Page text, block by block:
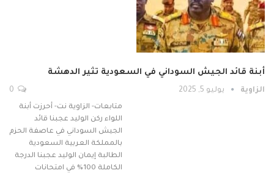
أبنة قائد الجيش السوداني في السعودية تثير الدهشة
الزاوية يوليو 5, 2025
متابعات- الزاوية نت- أحرزت أبنة
اللواء ركن الوليد عجبنا قائد
الجيش السوداني في عاصفة الحزم
بالمملكة العربية السعودية
الطالبة إيمان الوليد عجبنا الدرجة
الكاملة 100% في امتحانات